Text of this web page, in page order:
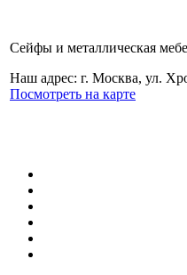
Сейфы и металлическая
Наш адрес: г. Москва, ул.
Посмотреть на карте